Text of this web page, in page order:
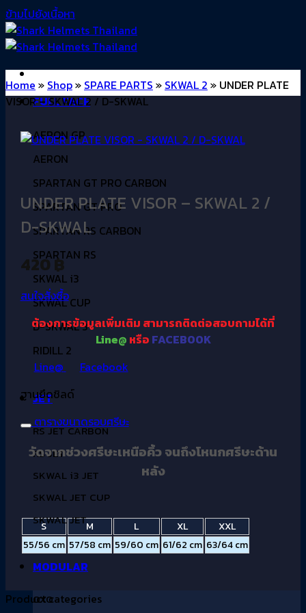
ข้ามไปยังเนื้อหา
FULL FACE
AERON GP
AERON
SPARTAN GT PRO CARBON
SPARTAN GT PRO
SPARTAN RS CARBON
SPARTAN RS
SKWAL i3
SKWAL CUP
D-SKWAL 3
RIDILL 2
JET
RS JET CARBON
RS JET
SKWAL i3 JET
SKWAL JET CUP
SKWAL JET
MODULAR
OXO
Home » Shop» SPARE PARTS » SKWAL 2 » UNDER PLATE
VISOR – SKWAL 2 / D-SKWAL
UNDER PLATE VISOR – SKWAL 2 /
D-SKWAL
420฿
สนใจสั่งซื้อ
ต้องการข้อมูลเพิ่มเติม สามารถติดต่อสอบถามได้ที่
Line@ หรือ FACEBOOK
Line@
Facebook
ฐานยึดชิลด์
ตารางขนาดรอบศรีษะ
วัดจากช่วงศรีษะเหนือคิ้ว จนถึงโหนกศรีษะด้าน
หลัง
S M L XL
XXL
55/56 cm 57/58 cm 59/60 cm 61/62 cm 63/64 cm
Product categories